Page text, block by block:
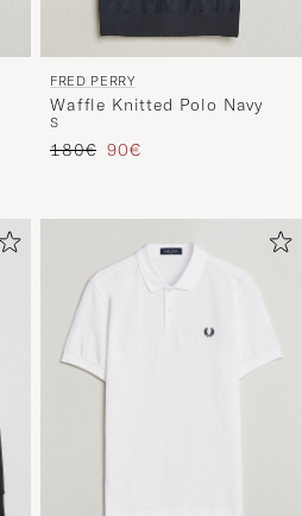
FRED PERRY
Waffle Knitted Polo Navy
S
Regulärer Preis
180€ Reduzierter Preis
90€